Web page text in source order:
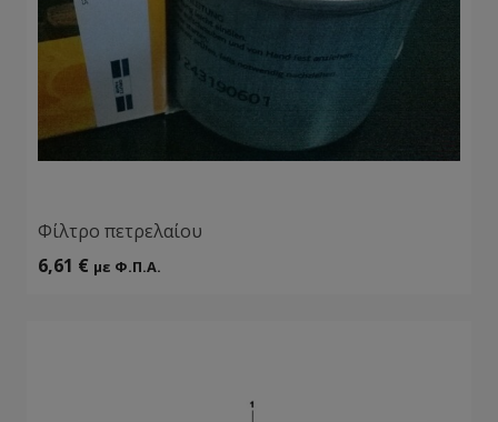
Φίλτρο πετρελαίου
6,61 € με Φ.Π.Α.